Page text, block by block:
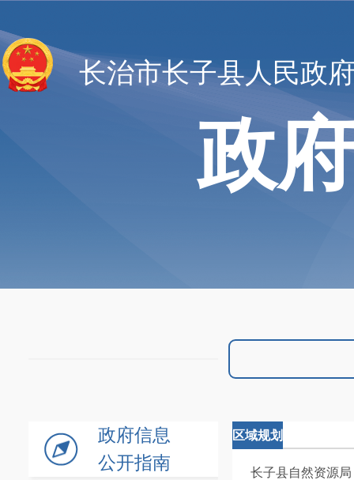
长治市长子县人民政
政
政府信息
公开指南
区域规划
长子县自然资源